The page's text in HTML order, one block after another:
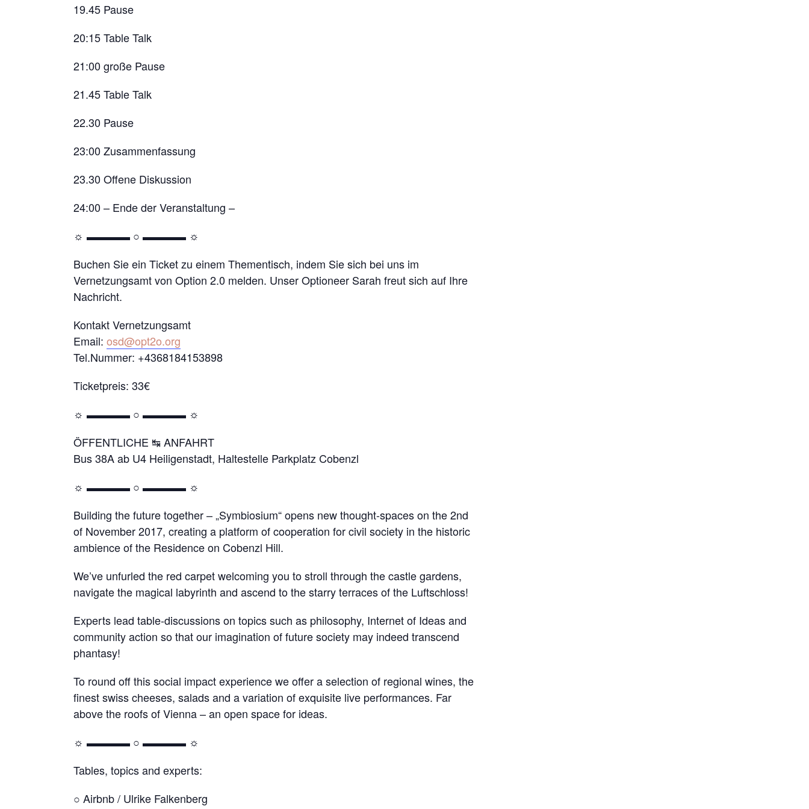
19.45 Pause
20:15 Table Talk
21:00 große Pause
21.45 Table Talk
22.30 Pause
23:00 Zusammenfassung
23.30 Offene Diskussion
24:00 – Ende der Veranstaltung –
☼ ▬▬▬▬ ○ ▬▬▬▬ ☼
Buchen Sie ein Ticket zu einem Thementisch, indem Sie sich bei uns im
Vernetzungsamt von Option 2.0 melden. Unser Optioneer Sarah freut sich auf Ihre
Nachricht.
Kontakt Vernetzungsamt
Email: osd@opt2o.org
Tel.Nummer: +4368184153898
Ticketpreis: 33€
☼ ▬▬▬▬ ○ ▬▬▬▬ ☼
ÖFFENTLICHE ↹ ANFAHRT
Bus 38A ab U4 Heiligenstadt, Haltestelle Parkplatz Cobenzl
☼ ▬▬▬▬ ○ ▬▬▬▬ ☼
Building the future together – „Symbiosium“ opens new thought-spaces on the 2nd
of November 2017, creating a platform of cooperation for civil society in the historic
ambience of the Residence on Cobenzl Hill.
We’ve unfurled the red carpet welcoming you to stroll through the castle gardens,
navigate the magical labyrinth and ascend to the starry terraces of the Luftschloss!
Experts lead table-discussions on topics such as philosophy, Internet of Ideas and
community action so that our imagination of future society may indeed transcend
phantasy!
To round off this social impact experience we offer a selection of regional wines, the
finest swiss cheeses, salads and a variation of exquisite live performances. Far
above the roofs of Vienna – an open space for ideas.
☼ ▬▬▬▬ ○ ▬▬▬▬ ☼
Tables, topics and experts:
○ Airbnb / Ulrike Falkenberg